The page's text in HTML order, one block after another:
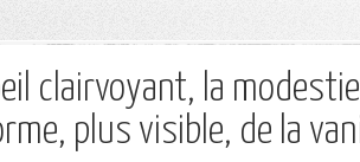
clairvoyant, la
plus visible, de la